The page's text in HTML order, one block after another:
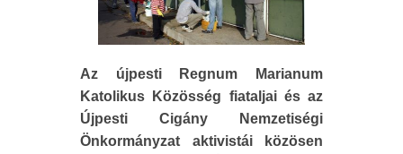
Az újpesti Regnum Marianum
Katolikus Közösség fiataljai és az
Újpesti Cigány Nemzetiségi
Önkormányzat aktivistái közösen